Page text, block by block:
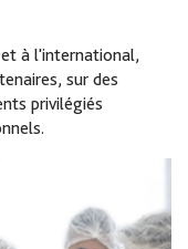
et à l'international,
sur des
privilégiés